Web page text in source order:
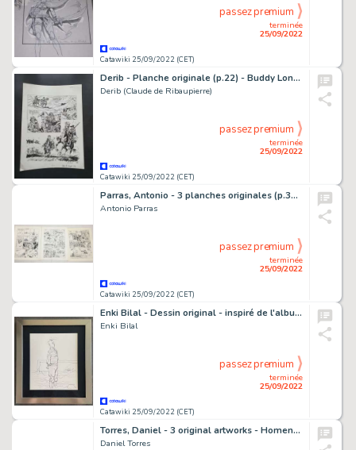
Catawiki 25/09/2022 (CET)
terminée
25/09/2022
passez premium
Derib - Planche originale (p.22) - Buddy Longway T4 - Seul - (1975)
Derib (Claude de Ribaupierre)
Catawiki 25/09/2022 (CET)
terminée
25/09/2022
passez premium
Parras, Antonio - 3 planches originales (p.32) Ã (p.34) Le lièvre de Mars T7 - (2000)
Antonio Parras
Catawiki 25/09/2022 (CET)
terminée
25/09/2022
passez premium
Enki Bilal - Dessin original - inspiré de l'album "Hors-jeu" - (1988)
Enki Bilal
Catawiki 25/09/2022 (CET)
terminée
25/09/2022
passez premium
Torres, Daniel - 3 original artworks - Homenaje a TintÃ­n / Tintin a Barcelona
Daniel Torres